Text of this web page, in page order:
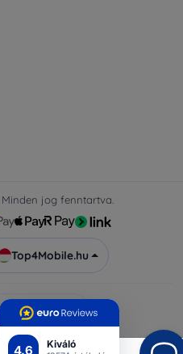
4.6 Kiváló
jog fenntartva.
Top4Mobile.hu
byEurion